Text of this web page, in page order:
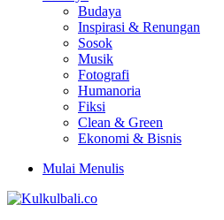
Budaya
Inspirasi & Renungan
Sosok
Musik
Fotografi
Humanoria
Fiksi
Clean & Green
Ekonomi & Bisnis
Mulai Menulis